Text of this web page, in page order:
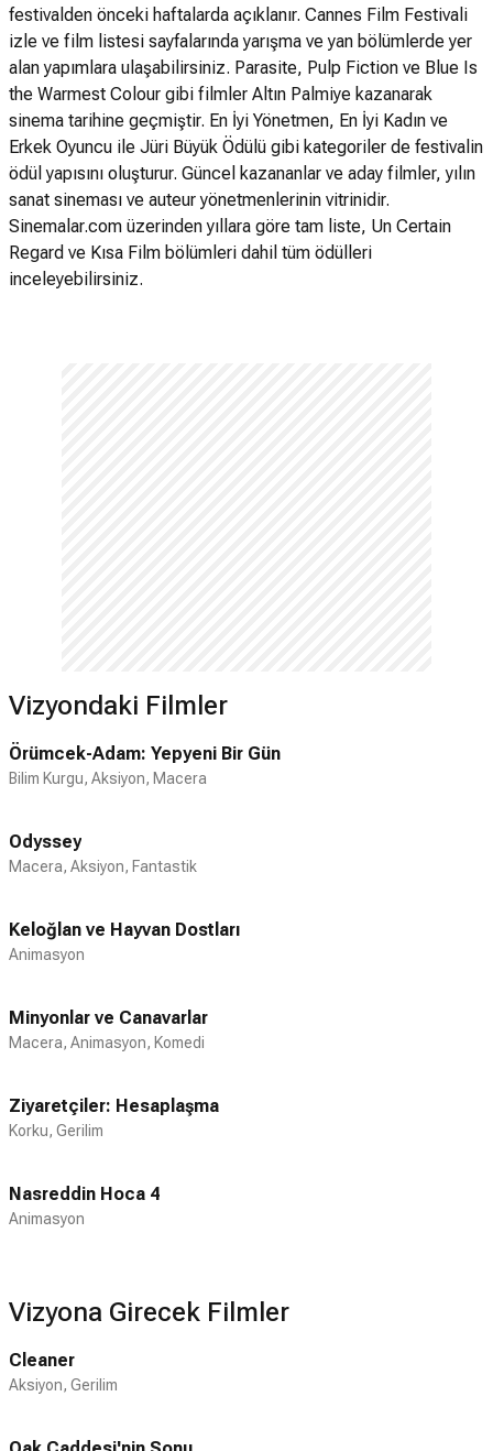
festivalden önceki haftalarda açıklanır. Cannes Film Festivali
izle ve film listesi sayfalarında yarışma ve yan bölümlerde yer
alan yapımlara ulaşabilirsiniz. Parasite, Pulp Fiction ve Blue Is
the Warmest Colour gibi filmler Altın Palmiye kazanarak
sinema tarihine geçmiştir. En İyi Yönetmen, En İyi Kadın ve
Erkek Oyuncu ile Jüri Büyük Ödülü gibi kategoriler de festivalin
ödül yapısını oluşturur. Güncel kazananlar ve aday filmler, yılın
sanat sineması ve auteur yönetmenlerinin vitrinidir.
Sinemalar.com üzerinden yıllara göre tam liste, Un Certain
Regard ve Kısa Film bölümleri dahil tüm ödülleri
inceleyebilirsiniz.
Vizyondaki Filmler
Örümcek-Adam: Yepyeni Bir Gün
Bilim Kurgu, Aksiyon, Macera
Odyssey
Macera, Aksiyon, Fantastik
Keloğlan ve Hayvan Dostları
Animasyon
Minyonlar ve Canavarlar
Macera, Animasyon, Komedi
Ziyaretçiler: Hesaplaşma
Korku, Gerilim
Nasreddin Hoca 4
Animasyon
Vizyona Girecek Filmler
Cleaner
Aksiyon, Gerilim